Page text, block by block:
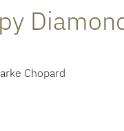
Chopard